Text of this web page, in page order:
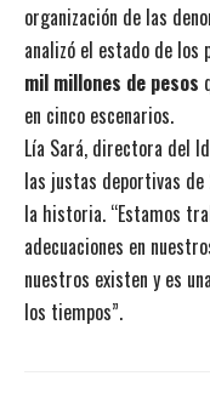
organización de las
analizó el estado de los
mil millones de pesos
en cinco escenarios.
Lía Sará, directora del
las justas deportivas
la historia. “Estamos
adecuaciones en
nuestros existen y es
los tiempos”.